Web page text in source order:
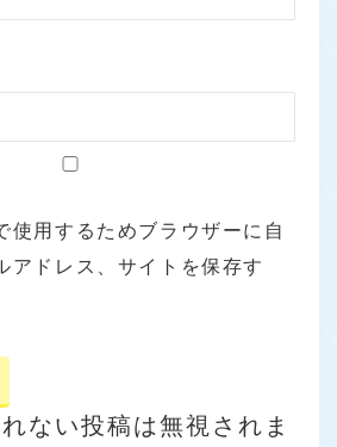
使用するためブラウザーに自
アドレス、サイトを保存す
ない投稿は無視されま